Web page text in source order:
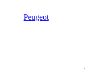
Peugeot